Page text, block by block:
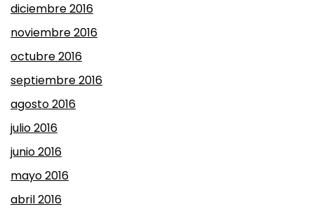
diciembre 2016
noviembre 2016
octubre 2016
septiembre 2016
agosto 2016
julio 2016
junio 2016
mayo 2016
abril 2016